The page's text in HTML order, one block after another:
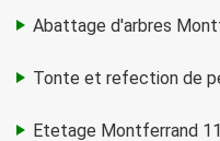
Abattage d'arbres
Tonte et refection de
Etetage Montferrand